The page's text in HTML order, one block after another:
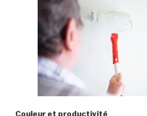
Couleur et productivité